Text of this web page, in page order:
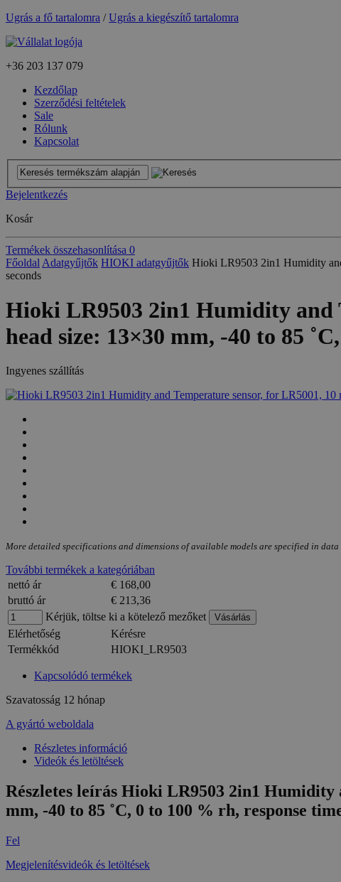
Ugrás a fő tartalomra /Ugrás a kiegészítő tartalomra
+36 203 137 079
Kezdőlap
Szerződési feltételek
Sale
Rólunk
Kapcsolat
Bejelentkezés
Kosár
Termékek összehasonlítása 0
Főoldal Adatgyűjtők HIOKI adatgyűjtők Hioki LR9503 2in1 Humidity
seconds
Hioki LR9503 2in1 Humidity and
head size: 13×30 mm, -40 to 85
Ingyenes szállítás
More detailed specifications and dimensions of available models are specified in data
További termékek a kategóriában
nettó ár
€ 168,00
bruttó ár
€ 213,36
Kérjük, töltse ki a kötelező mezőket
Elérhetőség
Kérésre
Termékkód
HIOKI_LR9503
Kapcsolódó termékek
Szavatosság 12 hónap
A gyártó weboldala
Részletes információ
Videók és letöltések
Részletes leírás Hioki LR9503 2in1 Humidity
mm, -40 to 85 ˚C, 0 to 100 % rh, response
Fel
Megjelenítésvideók és letöltések